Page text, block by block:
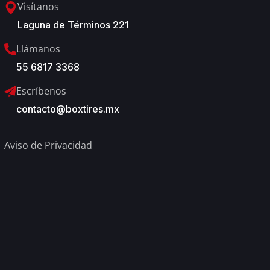
Visítanos
Laguna de Términos 221
Llámanos
55 6817 3368
Escríbenos
contacto@boxtires.mx
Aviso de Privacidad